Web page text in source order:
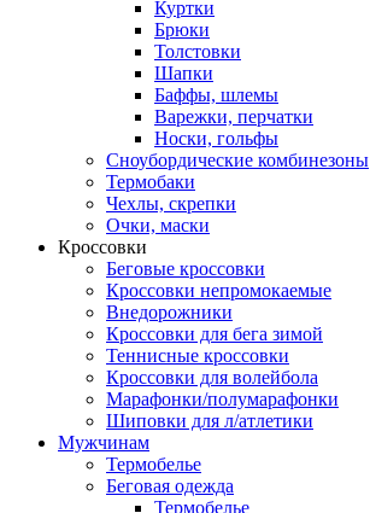
Куртки
Брюки
Толстовки
Шапки
Баффы, шлемы
Варежки, перчатки
Носки, гольфы
Сноубордические комбинезоны
Термобаки
Чехлы, скрепки
Очки, маски
Кроссовки
Беговые кроссовки
Кроссовки непромокаемые
Внедорожники
Кроссовки для бега зимой
Теннисные кроссовки
Кроссовки для волейбола
Марафонки/полумарафонки
Шиповки для л/атлетики
Мужчинам
Термобелье
Беговая одежда
Термобелье